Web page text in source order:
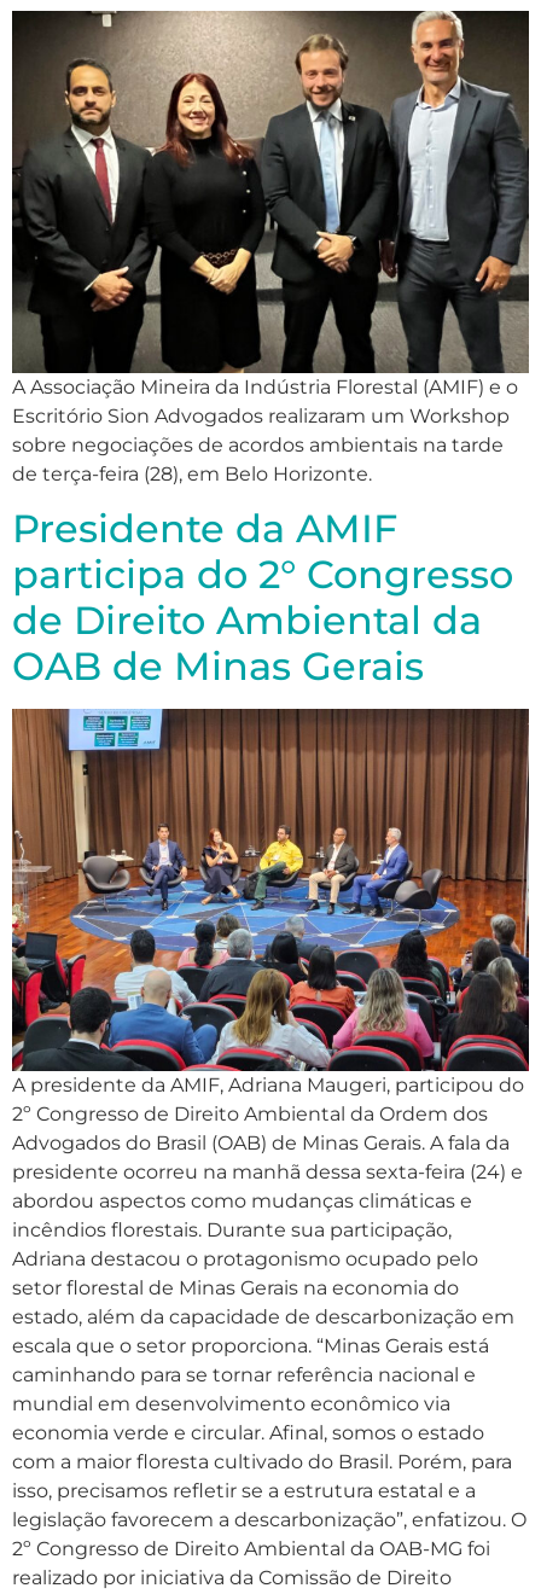
A Associação Mineira da Indústria Florestal (AMIF) e o
Escritório Sion Advogados realizaram um Workshop
sobre negociações de acordos ambientais na tarde
de terça-feira (28), em Belo Horizonte.
Presidente da AMIF
participa do 2° Congresso
de Direito Ambiental da
OAB de Minas Gerais
A presidente da AMIF, Adriana Maugeri, participou do
2º Congresso de Direito Ambiental da Ordem dos
Advogados do Brasil (OAB) de Minas Gerais. A fala da
presidente ocorreu na manhã dessa sexta-feira (24) e
abordou aspectos como mudanças climáticas e
incêndios florestais. Durante sua participação,
Adriana destacou o protagonismo ocupado pelo
setor florestal de Minas Gerais na economia do
estado, além da capacidade de descarbonização em
escala que o setor proporciona. “Minas Gerais está
caminhando para se tornar referência nacional e
mundial em desenvolvimento econômico via
economia verde e circular. Afinal, somos o estado
com a maior floresta cultivado do Brasil. Porém, para
isso, precisamos refletir se a estrutura estatal e a
legislação favorecem a descarbonização”, enfatizou. O
2º Congresso de Direito Ambiental da OAB-MG foi
realizado por iniciativa da Comissão de Direito